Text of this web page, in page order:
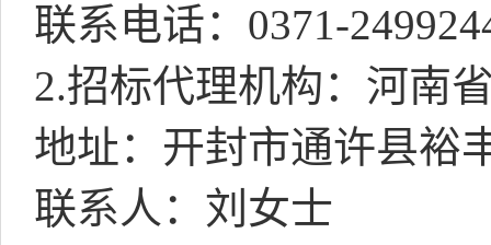
联系电话： 0371-
2.招标代理机构：河南
地址：开封市通许县裕
联系人：刘女士